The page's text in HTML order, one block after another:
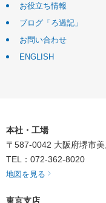
お役立ち情報
ブログ「ろ過記」
お問い合わせ
ENGLISH
本社・工場
〒587-0042 大阪府堺市
TEL：072-362-8020
地図を見る
東京支店